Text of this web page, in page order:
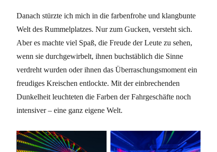
Danach stürzte ich mich in die farbenfrohe und klangbunte
Welt des Rummelplatzes. Nur zum Gucken, versteht sich.
Aber es machte viel Spaß, die Freude der Leute zu sehen,
wenn sie durchgewirbelt, ihnen buchstäblich die Sinne
verdreht wurden oder ihnen das Überraschungsmoment ein
freudiges Kreischen entlockte. Mit der einbrechenden
Dunkelheit leuchteten die Farben der Fahrgeschäfte noch
intensiver – eine ganz eigene Welt.